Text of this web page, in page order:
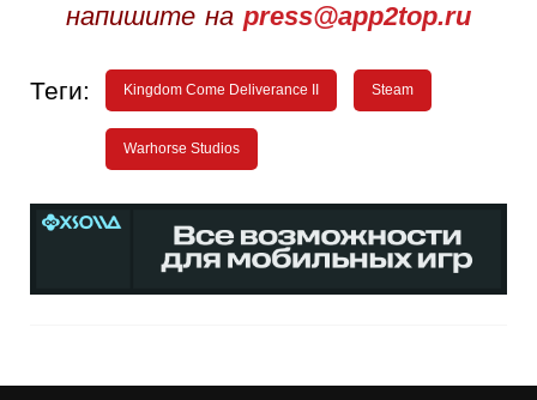
напишите на press@app2top.ru
Теги: Kingdom Come Deliverance II Steam
Warhorse Studios